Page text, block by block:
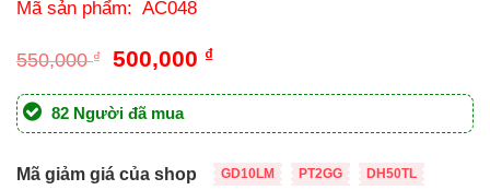
Mã sản phẩm: AC048
550,000₫
Giá
là:
550,000 ₫.
500,000 ₫Giá
tại
là:
82 Người đã mua
Mã giảm giá của shop GD10LM PT2GG DH50TL